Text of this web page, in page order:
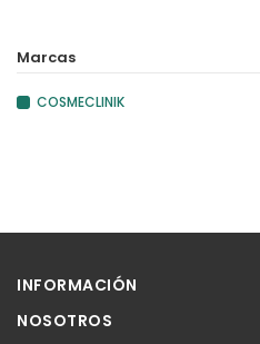
Marcas
COSMECLINIK
INFORMACIÓN
NOSOTROS